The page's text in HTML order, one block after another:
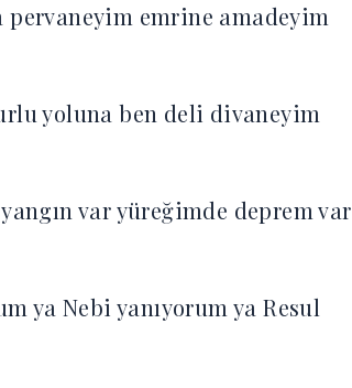
pervaneyim emrine amadeyim
yoluna ben deli divaneyim
var yüreğimde deprem var
ya Nebi yanıyorum ya Resul